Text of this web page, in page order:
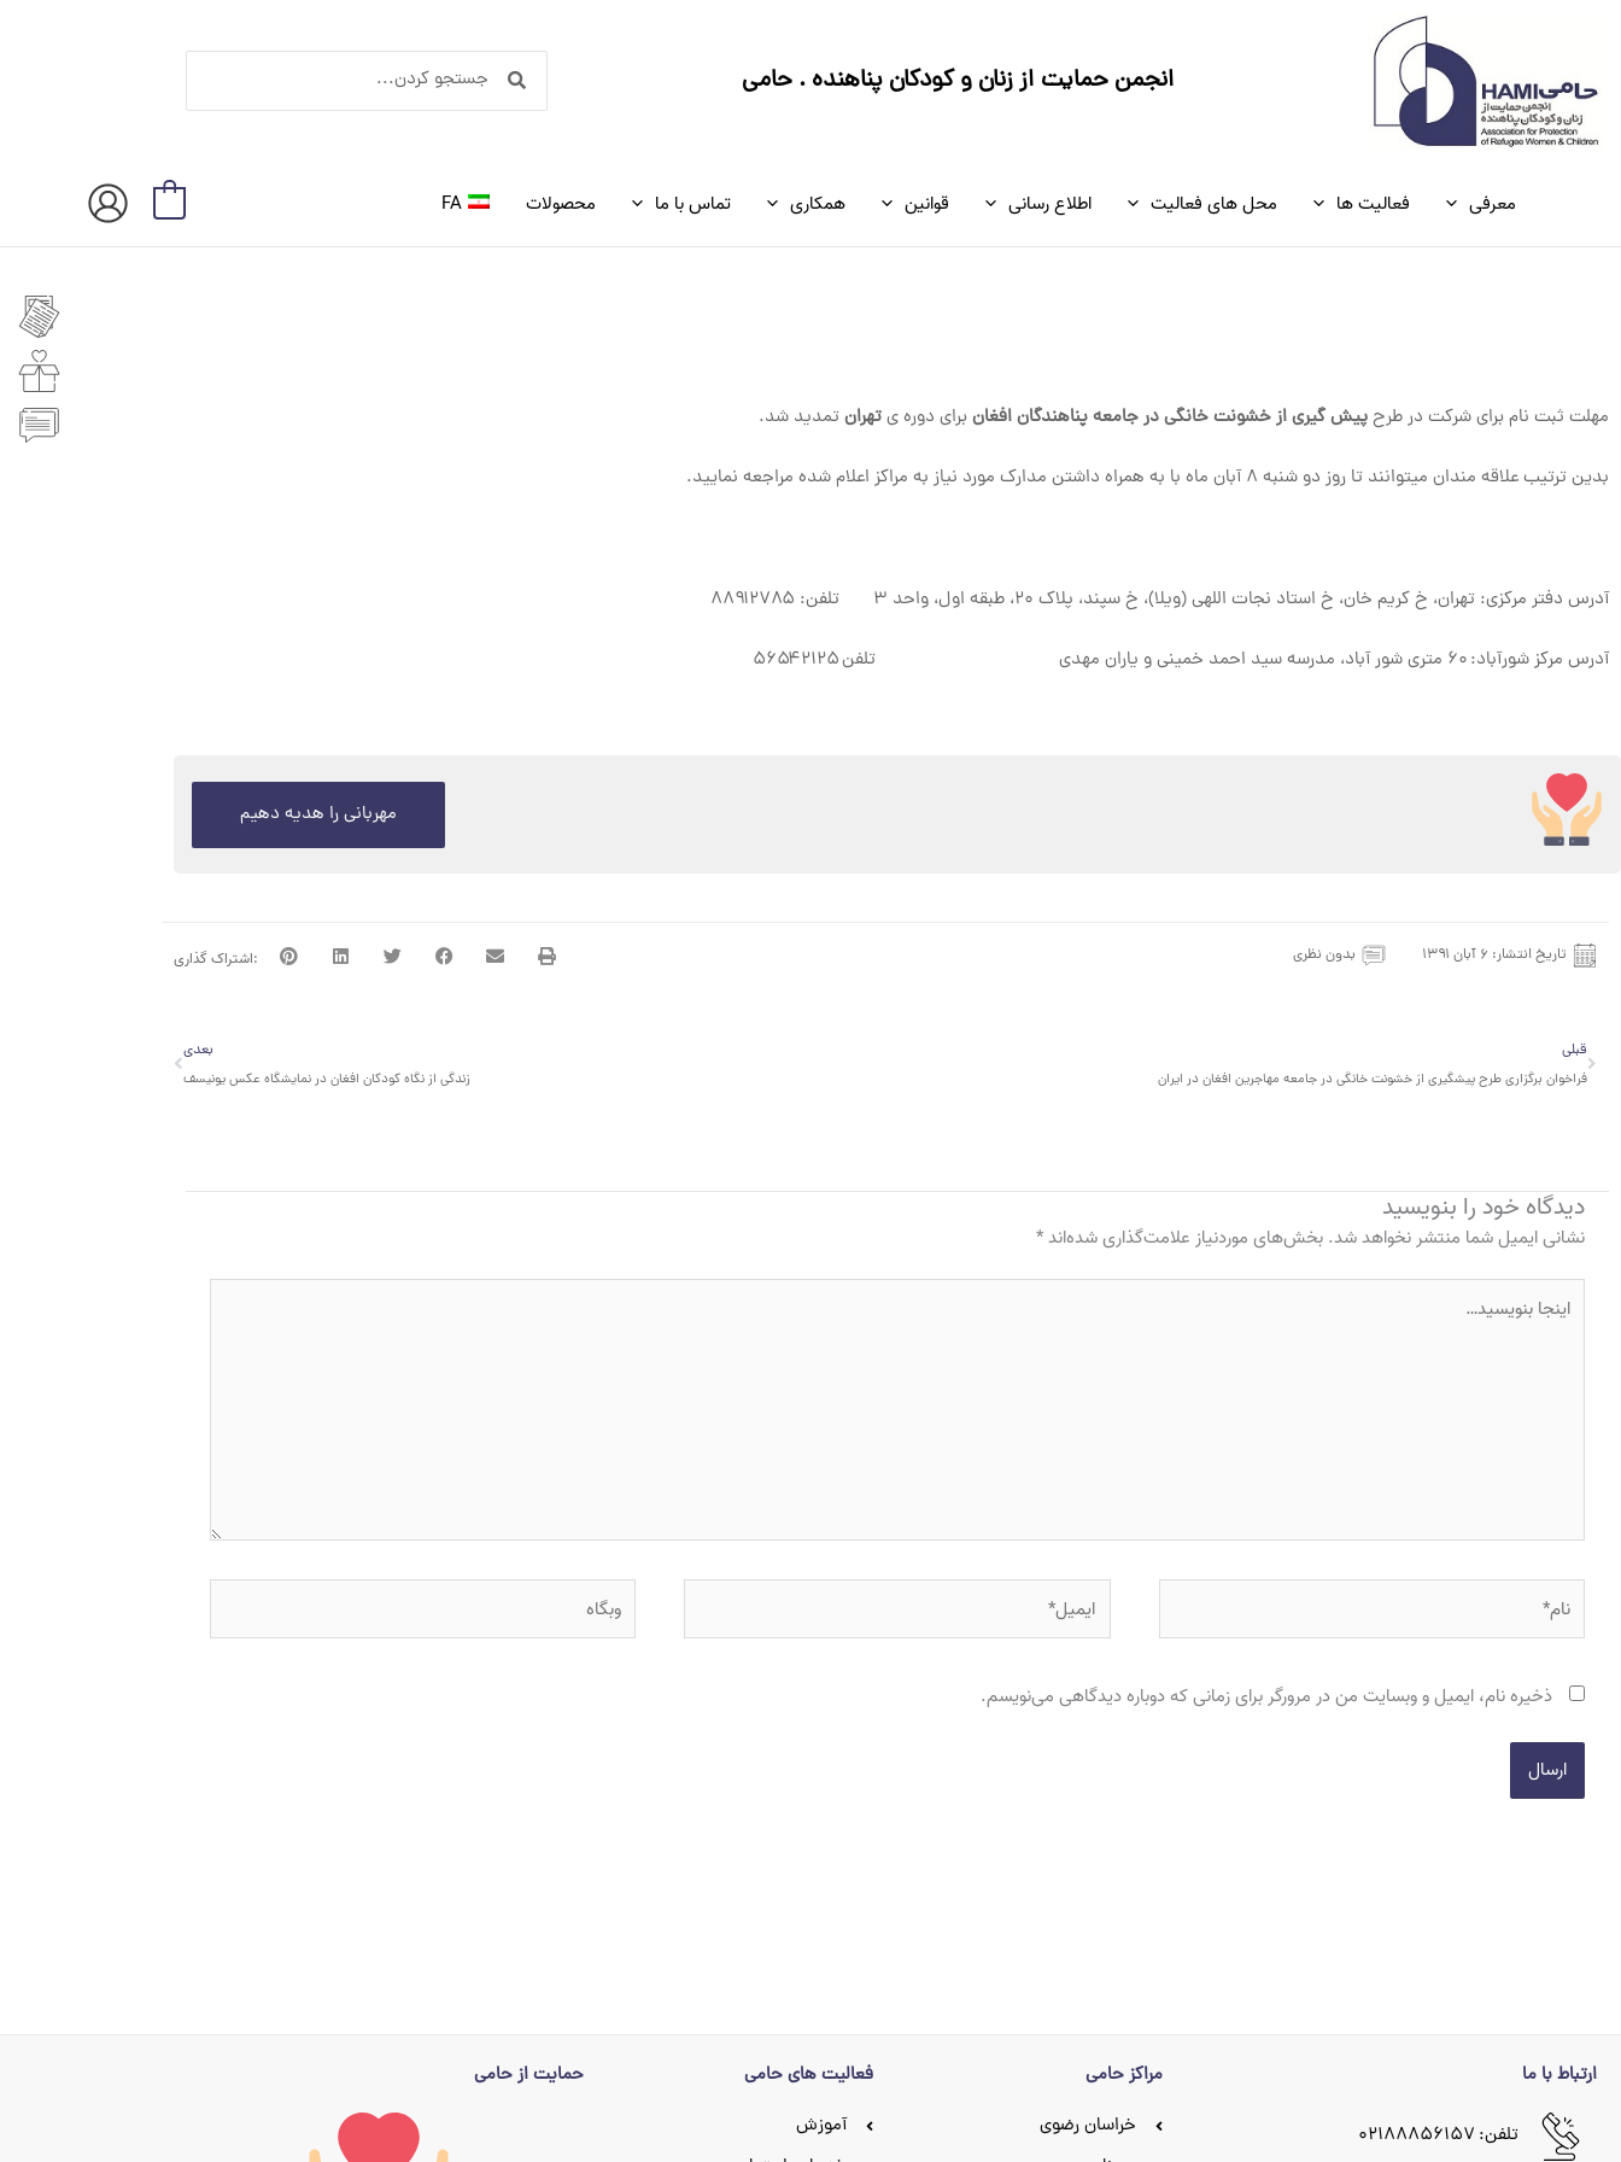
انجمن حمایت از زنان و کودکان پناهنده . حامی
جستجو
کردنکردن
معرفی فعالیت ها محل های فعالیت اطلاع رسانی قوانین همکاری تماس با ما محصولات FA
مهلت ثبت نام برای شرکت در طرحپیش گیری از خشونت خانگی در جامعه پناهندگان افغانبرای دوره یتهران تمدید شد.
بدین ترتیب علاقه مندان میتوانند تا روز دو شنبه ۸ آبان ماه با به همراه داشتن مدارک مورد نیاز به مراکز اعلام شده مراجعه نمایید.
آدرس دفتر مرکزی: تهران، خ کریم خان، خ استاد نجات اللهی (ویلا)، خ سپند، پلاک ۲۰، طبقه اول، واحد ۳ تلفن: ۸۸۹۱۲۷۸۵
آدرس مرکز شورآباد: ۶۰ متری شور آباد، مدرسه سید احمد خمینی و یاران مهدی تلفن ۵۶۵۴۲۱۲۵
مهربانی را هدیه دهیم
تاریخ انتشار: ۶ آبان ۱۳۹۱ بدون نظری
قبلی
قبلی
فراخوان برگزاری طرح پیشگیری از خشونت خانگی در جامعه مهاجرین افغان در ایران
بعدی
زندگی از نگاه کودکان افغان در نمایشگاه عکس یونیسف
دیدگاه‌ خود را بنویسید
نشانی ایمیل شما منتشر نخواهد شد. بخش‌های موردنیاز علامت‌گذاری شده‌اند*
بنویسید…
وبگاه
ذخیره نام، ایمیل و وبسایت من در مرورگر برای زمانی که دوباره دیدگاهی می‌نویسم.
ارتباط با ما
تلفن: ۰۲۱۸۸۸۵۶۱۵۷
مراکز حامی
خراسان رضوی
فعالیت های حامی
آموزش
حمایت از حامی